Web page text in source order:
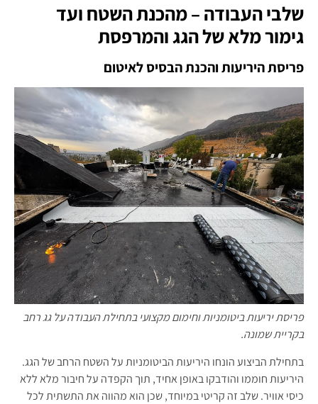
שלבי העבודה – מהכנת השטח ועד
גימור מלא של הגג והמרפסת
פריסת היריעות והכנת הבסיס לאיטום
פריסת יריעות ביטומניות וחימום מקצועי בתחילת העבודה על גג רחב
בקריית שמונה.
בתחילת הביצוע הונחו היריעות הביטומניות על השטח הרחב של הגג.
היריעות חוממו והודבקו באופן אחיד, תוך הקפדה על חיבור מלא ללא
כיסי אוויר. שלב זה קריטי במיוחד, שכן הוא מהווה את התשתית לכל